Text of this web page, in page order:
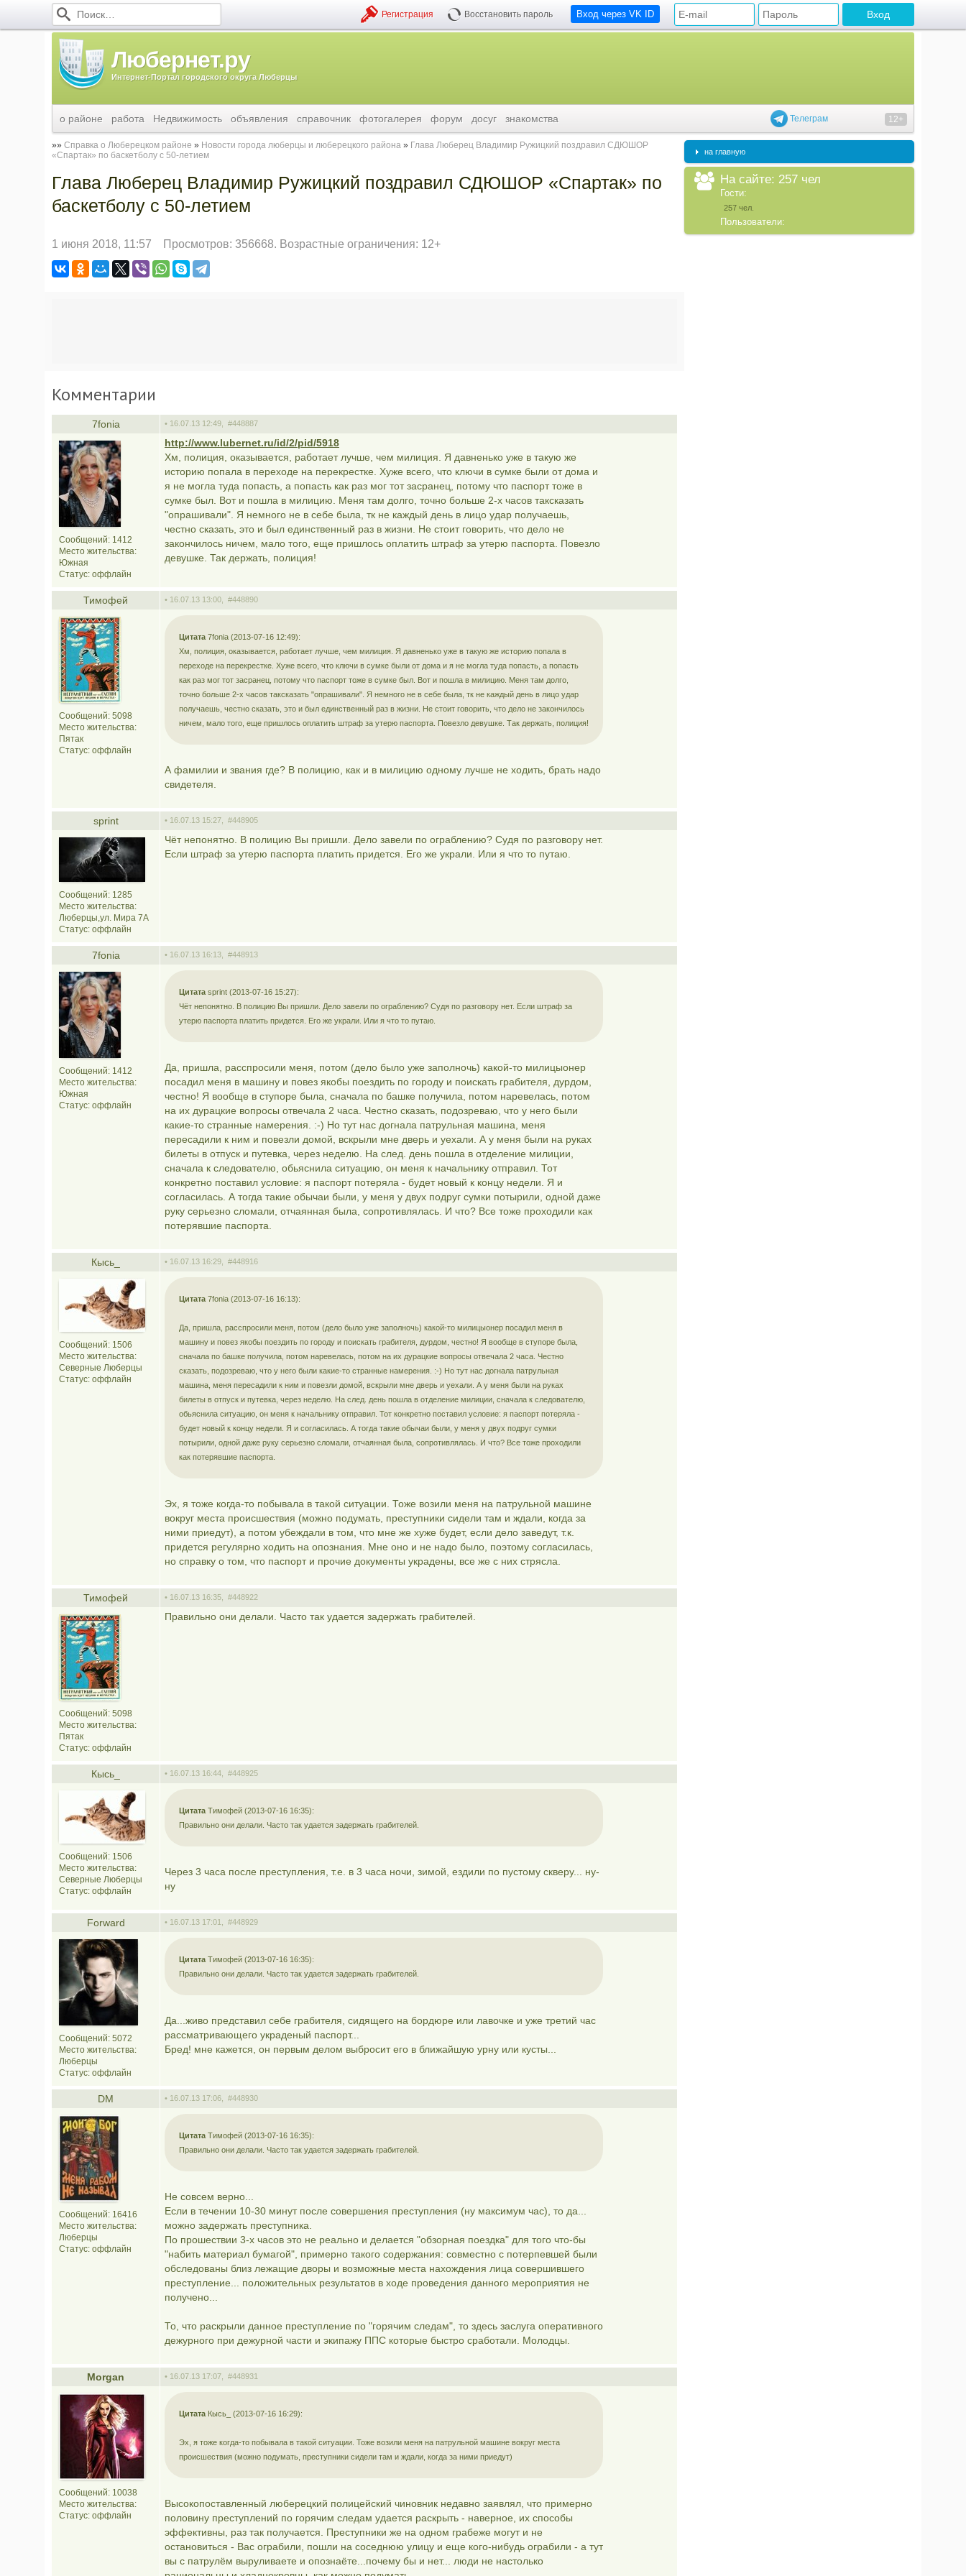
Вход через VK ID
Регистрация Восстановить пароль
Любернет.ру
Интернет-Портал городского округа Люберцы
Телеграм 12+
о районе работа Недвижимость объявления справочник фотогалерея форум досуг знакомства
Справка о Люберецком районе Новости города люберцы и люберецкого района
Глава Люберец Владимир Ружицкий поздравил СДЮШОР
«Спартак» по баскетболу с 50-летием
Глава Люберец Владимир Ружицкий поздравил СДЮШОР «Спартак» по
баскетболу с 50-летием
1 июня 2018, 11:57 Просмотров: 356668. Возрастные ограничения: 12+
Комментарии
7fonia • 16.07.13 12:49, #448887
Сообщений: 1412
Место жительства:
Южная
Статус: оффлайн
http://www.lubernet.ru/id/2/pid/5918
Хм, полиция, оказывается, работает лучше, чем милиция. Я давненько уже в такую же
историю попала в переходе на перекрестке. Хуже всего, что ключи в сумке были от дома и
я не могла туда попасть, а попасть как раз мог тот засранец, потому что паспорт тоже в
сумке был. Вот и пошла в милицию. Меня там долго, точно больше 2-х часов таксказать
"опрашивали". Я немного не в себе была, тк не каждый день в лицо удар получаешь,
честно сказать, это и был единственный раз в жизни. Не стоит говорить, что дело не
закончилось ничем, мало того, еще пришлось оплатить штраф за утерю паспорта. Повезло
девушке. Так держать, полиция!
Тимофей • 16.07.13 13:00, #448890
Сообщений: 5098
Место жительства:
Пятак
Статус: оффлайн
Цитата 7fonia (2013-07-16 12:49):
Хм, полиция, оказывается, работает лучше, чем милиция. Я давненько уже в такую же историю попала в
переходе на перекрестке. Хуже всего, что ключи в сумке были от дома и я не могла туда попасть, а попасть
как раз мог тот засранец, потому что паспорт тоже в сумке был. Вот и пошла в милицию. Меня там долго,
точно больше 2-х часов таксказать "опрашивали". Я немного не в себе была, тк не каждый день в лицо удар
получаешь, честно сказать, это и был единственный раз в жизни. Не стоит говорить, что дело не закончилось
ничем, мало того, еще пришлось оплатить штраф за утерю паспорта. Повезло девушке. Так держать, полиция!
А фамилии и звания где? В полицию, как и в милицию одному лучше не ходить, брать надо
свидетеля.
sprint • 16.07.13 15:27, #448905
Сообщений: 1285
Место жительства:
Люберцы,ул. Мира 7А
Статус: оффлайн
Чёт непонятно. В полицию Вы пришли. Дело завели по ограблению? Судя по разговору нет.
Если штраф за утерю паспорта платить придется. Его же украли. Или я что то путаю.
7fonia • 16.07.13 16:13, #448913
Сообщений: 1412
Место жительства:
Южная
Статус: оффлайн
Цитата sprint (2013-07-16 15:27):
Чёт непонятно. В полицию Вы пришли. Дело завели по ограблению? Судя по разговору нет. Если штраф за
утерю паспорта платить придется. Его же украли. Или я что то путаю.
Да, пришла, расспросили меня, потом (дело было уже заполночь) какой-то милицыонер
посадил меня в машину и повез якобы поездить по городу и поискать грабителя, дурдом,
честно! Я вообще в ступоре была, сначала по башке получила, потом наревелась, потом
на их дурацкие вопросы отвечала 2 часа. Честно сказать, подозреваю, что у него были
какие-то странные намерения. :-) Но тут нас догнала патрульная машина, меня
пересадили к ним и повезли домой, вскрыли мне дверь и уехали. А у меня были на руках
билеты в отпуск и путевка, через неделю. На след. день пошла в отделение милиции,
сначала к следователю, обьяснила ситуацию, он меня к начальнику отправил. Тот
конкретно поставил условие: я паспорт потеряла - будет новый к концу недели. Я и
согласилась. А тогда такие обычаи были, у меня у двух подруг сумки потырили, одной даже
руку серьезно сломали, отчаянная была, сопротивлялась. И что? Все тоже проходили как
потерявшие паспорта.
Кысь_ • 16.07.13 16:29, #448916
Сообщений: 1506
Место жительства:
Северные Люберцы
Статус: оффлайн
Цитата 7fonia (2013-07-16 16:13):
Да, пришла, расспросили меня, потом (дело было уже заполночь) какой-то милицыонер посадил меня в
машину и повез якобы поездить по городу и поискать грабителя, дурдом, честно! Я вообще в ступоре была,
сначала по башке получила, потом наревелась, потом на их дурацкие вопросы отвечала 2 часа. Честно
сказать, подозреваю, что у него были какие-то странные намерения. :-) Но тут нас догнала патрульная
машина, меня пересадили к ним и повезли домой, вскрыли мне дверь и уехали. А у меня были на руках
билеты в отпуск и путевка, через неделю. На след. день пошла в отделение милиции, сначала к следователю,
обьяснила ситуацию, он меня к начальнику отправил. Тот конкретно поставил условие: я паспорт потеряла -
будет новый к концу недели. Я и согласилась. А тогда такие обычаи были, у меня у двух подруг сумки
потырили, одной даже руку серьезно сломали, отчаянная была, сопротивлялась. И что? Все тоже проходили
как потерявшие паспорта.
Эх, я тоже когда-то побывала в такой ситуации. Тоже возили меня на патрульной машине
вокруг места происшествия (можно подумать, преступники сидели там и ждали, когда за
ними приедут), а потом убеждали в том, что мне же хуже будет, если дело заведут, т.к.
придется регулярно ходить на опознания. Мне оно и не надо было, поэтому согласилась,
но справку о том, что паспорт и прочие документы украдены, все же с них стрясла.
Тимофей • 16.07.13 16:35, #448922
Сообщений: 5098
Место жительства:
Пятак
Статус: оффлайн
Правильно они делали. Часто так удается задержать грабителей.
Кысь_ • 16.07.13 16:44, #448925
Сообщений: 1506
Место жительства:
Северные Люберцы
Статус: оффлайн
Цитата Тимофей (2013-07-16 16:35):
Правильно они делали. Часто так удается задержать грабителей.
Через 3 часа после преступления, т.е. в 3 часа ночи, зимой, ездили по пустому скверу... ну-
ну
Forward • 16.07.13 17:01, #448929
Сообщений: 5072
Место жительства:
Люберцы
Статус: оффлайн
Цитата Тимофей (2013-07-16 16:35):
Правильно они делали. Часто так удается задержать грабителей.
Да...живо представил себе грабителя, сидящего на бордюре или лавочке и уже третий час
рассматривающего украденый паспорт...
Бред! мне кажется, он первым делом выбросит его в ближайшую урну или кусты...
DM • 16.07.13 17:06, #448930
Сообщений: 16416
Место жительства:
Люберцы
Статус: оффлайн
Цитата Тимофей (2013-07-16 16:35):
Правильно они делали. Часто так удается задержать грабителей.
Не совсем верно...
Если в течении 10-30 минут после совершения преступления (ну максимум час), то да...
можно задержать преступника.
По прошествии 3-х часов это не реально и делается "обзорная поездка" для того что-бы
"набить материал бумагой", примерно такого содержания: совместно с потерпевшей были
обследованы близ лежащие дворы и возможные места нахождения лица совершившего
преступление... положительных результатов в ходе проведения данного мероприятия не
получено...
То, что раскрыли данное преступление по "горячим следам", то здесь заслуга оперативного
дежурного при дежурной части и экипажу ППС которые быстро сработали. Молодцы.
Morgan • 16.07.13 17:07, #448931
Сообщений: 10038
Место жительства:
Статус: оффлайн
Цитата Кысь_ (2013-07-16 16:29):
Эх, я тоже когда-то побывала в такой ситуации. Тоже возили меня на патрульной машине вокруг места
происшествия (можно подумать, преступники сидели там и ждали, когда за ними приедут)
Высокопоставленный люберецкий полицейский чиновник недавно заявлял, что примерно
половину преступлений по горячим следам удается раскрыть - наверное, их способы
эффективны, раз так получается. Преступники же на одном грабеже могут и не
остановиться - Вас ограбили, пошли на соседнюю улицу и еще кого-нибудь ограбили - а тут
вы с патрулём выруливаете и опознаёте...почему бы и нет... люди не настолько
на главную
На сайте: 257 чел
Гости:
257 чел.
Пользователи: